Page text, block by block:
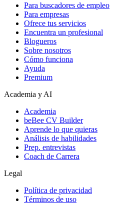
Para buscadores de empleo
Para empresas
Ofrece tus servicios
Encuentra un profesional
Blogueros
Sobre nosotros
Cómo funciona
Ayuda
Premium
Academia y AI
Academia
beBee CV Builder
Aprende lo que quieras
Análisis de habilidades
Prep. entrevistas
Coach de Carrera
Legal
Política de privacidad
Términos de uso